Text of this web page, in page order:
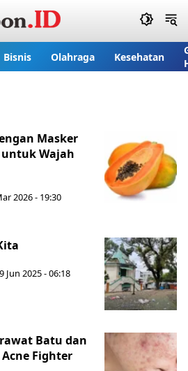
Bisnis Olahraga Kesehatan
Masker
untuk Wajah
2026 - 19:30
Jun 2025 - 06:18
Batu dan
Fighter